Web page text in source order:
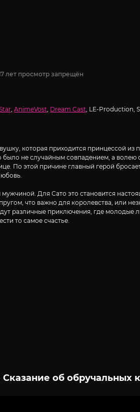
лет просмотр запрещён
, AnimeVost, Dream Cast, LE-Production,
которая приходится принцессой
было не случайным совпадением, а
По этой причине главный герой
Для Сато это становится
что важно для королевства, или
различные приключения, где
то самое счастье.
об обручальных